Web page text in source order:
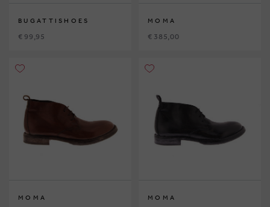
BUGATTISHOES
€ 99,95
MOMA
€ 385,00
MOMA MOMA